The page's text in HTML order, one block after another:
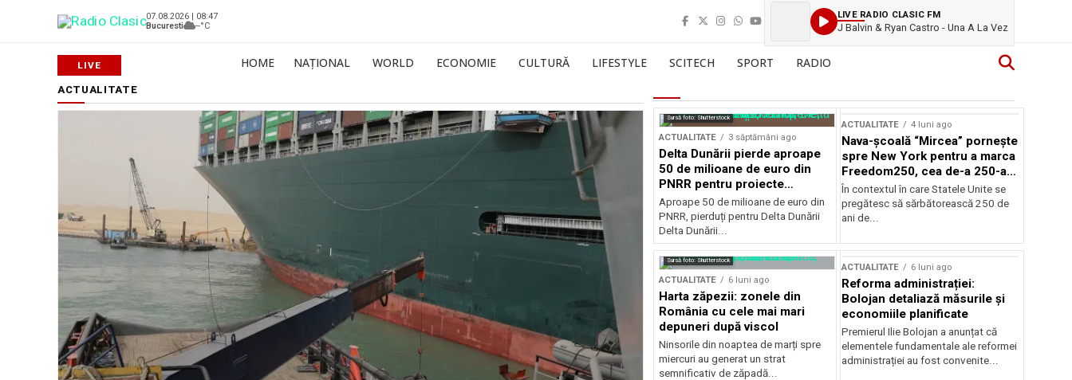
07.08.2026 | 08:47
Bucuresti
--°C
LIVE RADIO CLASIC FM
J Balvin & Ryan Castro - Una A La Vez
HOME NAȚIONAL WORLD ECONOMIE CULTURĂ LIFESTYLE SCITECH SPORT RADIO
ACTUALITATE
Sursă foto: Shutterstock
ACTUALITATE 3 săptămâni ago
Delta Dunării pierde aproape
50 de milioane de euro din
PNRR pentru proiecte
esențiale
Aproape 50 de milioane de euro din
PNRR, pierduți pentru Delta Dunării
Delta Dunării...
ACTUALITATE 4 luni ago
Nava-școală “Mircea” pornește
spre New York pentru a marca
Freedom250, cea de-a 250-a
aniversare a Statelor Unite
În contextul în care Statele Unite se
pregătesc să sărbătorească 250 de
ani de...
Sursă foto: Shutterstock
ACTUALITATE 6 luni ago
Harta zăpezii: zonele din
România cu cele mai mari
depuneri după viscol
Ninsorile din noaptea de marți spre
miercuri au generat un strat
semnificativ de zăpadă...
ACTUALITATE 6 luni ago
Reforma administrației:
Bolojan detaliază măsurile și
economiile planificate
Premierul Ilie Bolojan a anunțat că
elementele fundamentale ale reformei
administrației au fost convenite...